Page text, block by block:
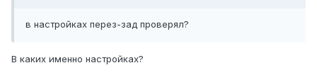
в настройках перез-зад проверял?
В каких именно настройках?